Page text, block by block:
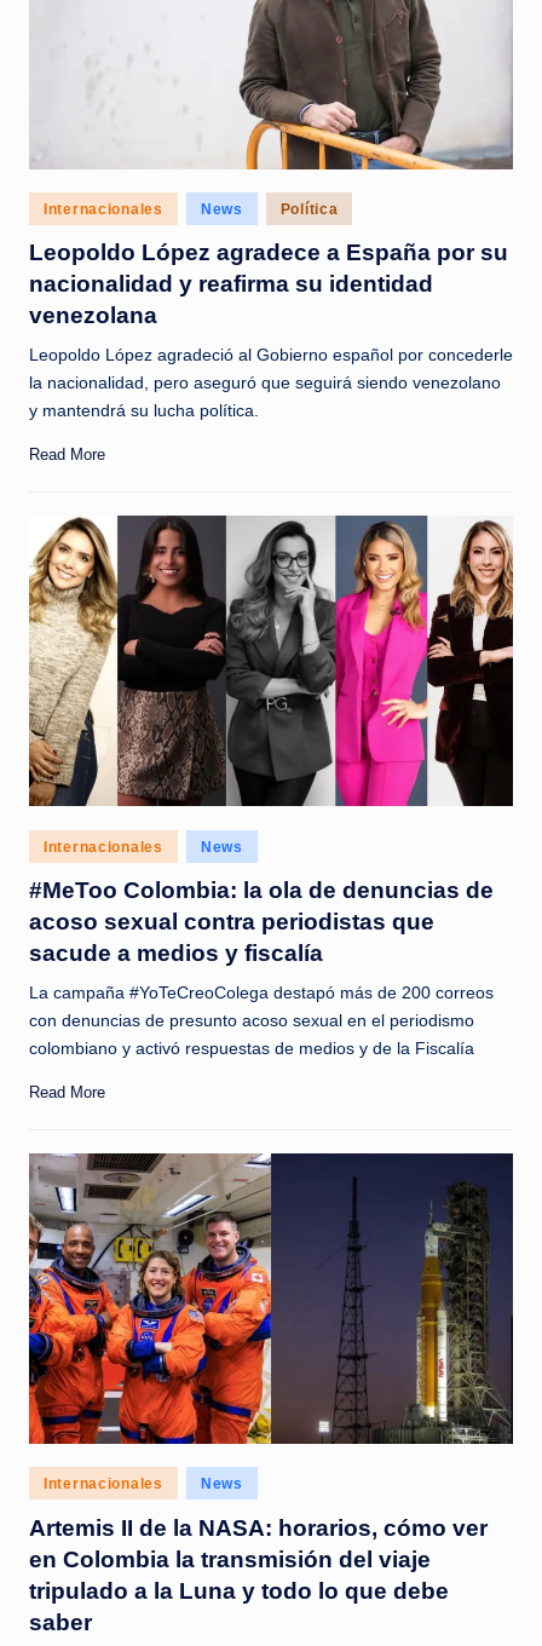
Posted
in
Internacionales News Política
Leopoldo López agradece a España por su
nacionalidad y reafirma su identidad
venezolana
Leopoldo López agradeció al Gobierno español por concederle
la nacionalidad, pero aseguró que seguirá siendo venezolano
y mantendrá su lucha política.
Read More
Posted
in
Internacionales News
#MeToo Colombia: la ola de denuncias de
acoso sexual contra periodistas que
sacude a medios y fiscalía
La campaña #YoTeCreoColega destapó más de 200 correos
con denuncias de presunto acoso sexual en el periodismo
colombiano y activó respuestas de medios y de la Fiscalía
Read More
Posted
in
Internacionales News
Artemis II de la NASA: horarios, cómo ver
en Colombia la transmisión del viaje
tripulado a la Luna y todo lo que debe
saber